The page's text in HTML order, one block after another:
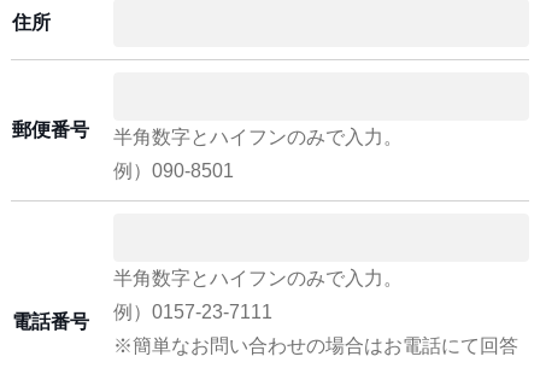
住所
郵便番号
半角数字とハイフンのみで入力。
例）090-8501
電話番号
半角数字とハイフンのみで入力。
例）0157-23-7111
※簡単なお問い合わせの場合はお電話にて回答